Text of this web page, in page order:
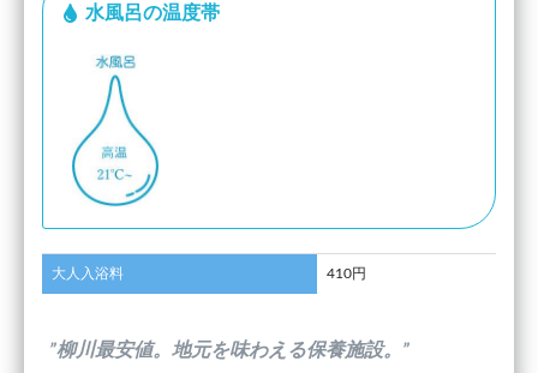
水風呂の温度帯
大人入浴料 410円
”柳川最安値。地元を味わえる保養施設。”